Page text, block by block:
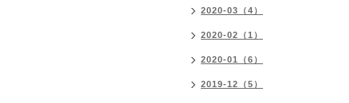
2020-03（4）
2020-02（1）
2020-01（6）
2019-12（5）